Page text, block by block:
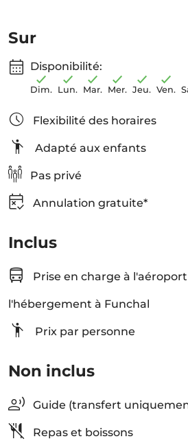
Sur
Disponibilité:
Dim. Lun. Mar. Mer. Jeu. Ven.
Flexibilité des horaires
Adapté aux enfants
Pas privé
Annulation gratuite*
Inclus
Prise en charge à
l'hébergement à Funchal
Prix ​​par personne
Non inclus
Guide (transfert
Repas et boissons